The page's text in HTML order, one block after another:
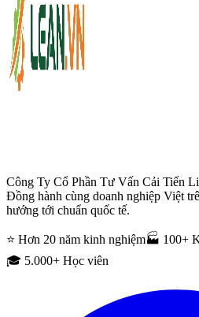
Công Ty Cổ Phần Tư Vấn Cải Tiến
Đồng hành cùng doanh nghiệp Việt
hướng tới chuẩn quốc tế.
⭐ Hơn 20 năm kinh nghiệm🏭 100+
🎓 5.000+ Học viên